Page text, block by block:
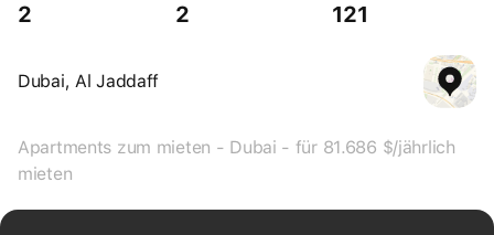
2 2 121
Dubai, Al Jaddaff
Apartments zum mieten - Dubai - für 81.686 $/jährlich
mieten